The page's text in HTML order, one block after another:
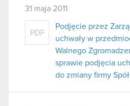
31 maja 2011
PDF
Podjęcie przez
uchwały w
Walnego
sprawie podjęcia
do zmiany firmy